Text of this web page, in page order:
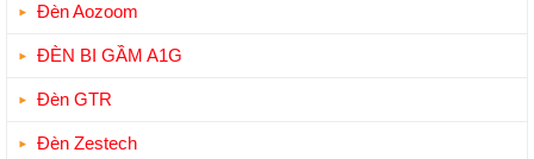
Đèn Aozoom
ĐÈN BI GẦM A1G
Đèn GTR
Đèn Zestech